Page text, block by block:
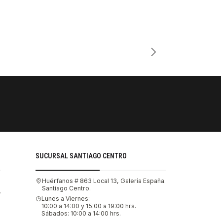
SUCURSAL SANTIAGO CENTRO
Huérfanos # 863 Local 13, Galería España.
Santiago Centro.
Lunes a Viernes:
10:00 a 14:00 y 15:00 a 19:00 hrs.
Sábados: 10:00 a 14:00 hrs.